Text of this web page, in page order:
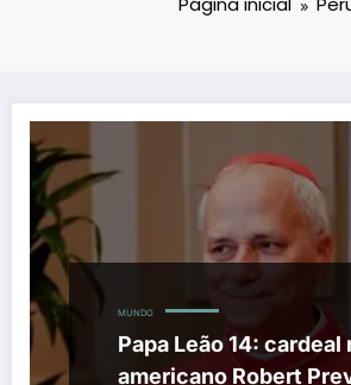
MUNDO
Papa Leão 14:
americano Robert